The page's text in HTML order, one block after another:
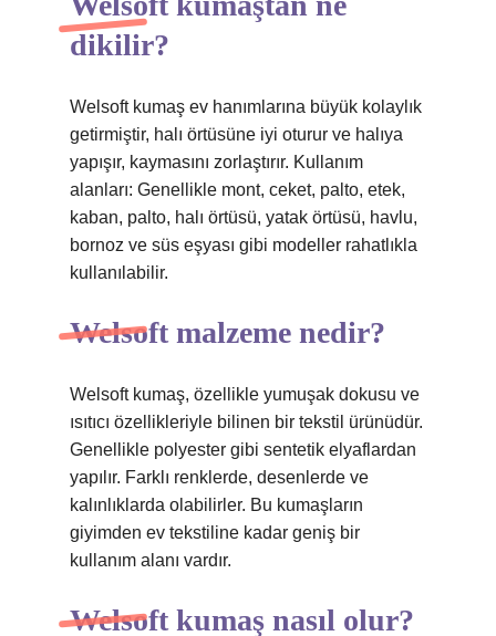
dikilir?
Welsoft kumaş ev hanımlarına büyük kolaylık
getirmiştir, halı örtüsüne iyi oturur ve halıya
yapışır, kaymasını zorlaştırır. Kullanım
alanları: Genellikle mont, ceket, palto, etek,
kaban, palto, halı örtüsü, yatak örtüsü, havlu,
bornoz ve süs eşyası gibi modeller rahatlıkla
kullanılabilir.
Welsoft malzeme nedir?
Welsoft kumaş, özellikle yumuşak dokusu ve
ısıtıcı özellikleriyle bilinen bir tekstil ürünüdür.
Genellikle polyester gibi sentetik elyaflardan
yapılır. Farklı renklerde, desenlerde ve
kalınlıklarda olabilirler. Bu kumaşların
giyimden ev tekstiline kadar geniş bir
kullanım alanı vardır.
Welsoft kumaş nasıl olur?